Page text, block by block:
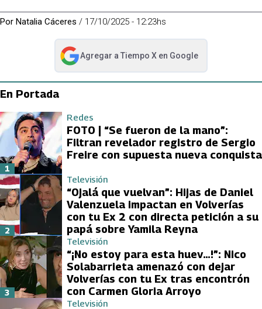
Por Natalia Cáceres / 17/10/2025 - 12:23hs
Agregar a Tiempo Xen Google
abre en nueva pestaña
En Portada
Redes
FOTO | “Se fueron de la mano”:
Filtran revelador registro de Sergio
Freire con supuesta nueva conquista
1
Televisión
“Ojalá que vuelvan”: Hijas de Daniel
Valenzuela impactan en Volverías
con tu Ex 2 con directa petición a su
papá sobre Yamila Reyna
2
Televisión
“¡No estoy para esta huev…!”: Nico
Solabarrieta amenazó con dejar
Volverías con tu Ex tras encontrón
con Carmen Gloria Arroyo
3
Televisión